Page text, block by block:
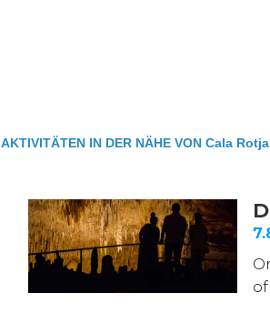
AKTIVITÄTEN IN DER NÄHE VON Cala Rotja